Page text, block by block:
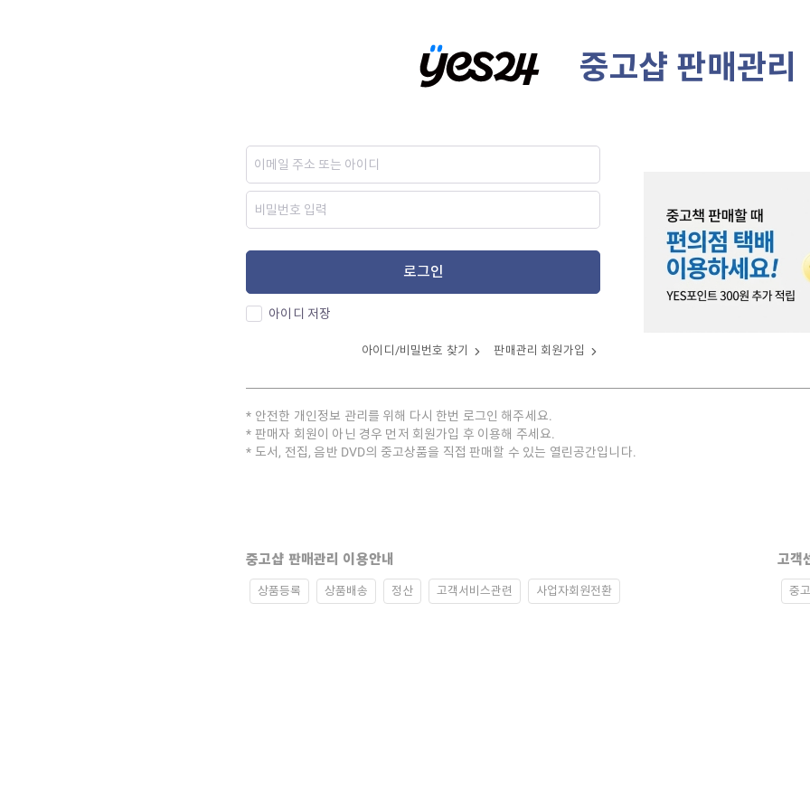
중고샵 판매관리
로그인
아이디 저장
아이디/비밀번호 찾기 판매관리 회원가입
안전한 개인정보 관리를 위해 다시 한번 로그인 해주세요.
판매자 회원이 아닌 경우 먼저 회원가입 후 이용해 주세요.
도서, 전집, 음반 DVD의 중고상품을 직접 판매할 수 있는 열린공간입니다.
중고샵 판매관리 이용안내
상품등록 상품배송 정산 고객서비스관련 사업자회원전환
고객
중